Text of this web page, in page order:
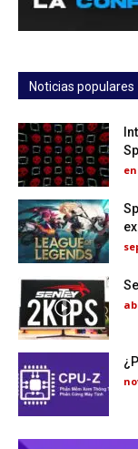
Noticias populares